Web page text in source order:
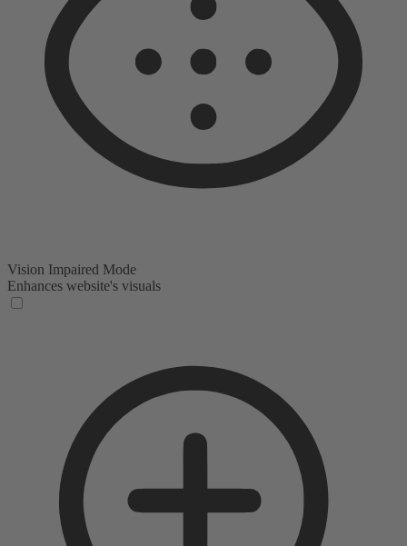
Vision Impaired Mode
Enhances website's visuals